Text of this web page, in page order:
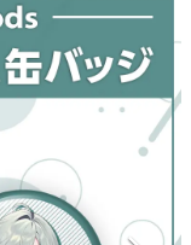
の魅力を画面や操作の
硬派で骨太な評論連載
ゲームにまつわる言葉
ター文化史研究家・タ